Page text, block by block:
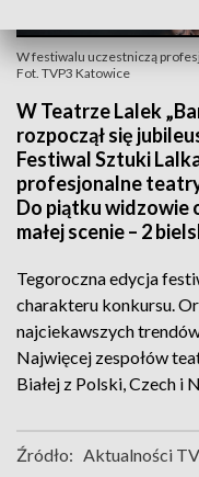
W festiwalu uczestniczą
Fot. TVP3 Katowice
W Teatrze Lalek
rozpoczął się
Festiwal Sztuki
profesjonalne
Do piątku widzowie
małej scenie – 2
Tegoroczna edycja
charakteru konkursu.
najciekawszych
Najwięcej zespołów
Białej z Polski, Czech i
Źródło: Aktualności